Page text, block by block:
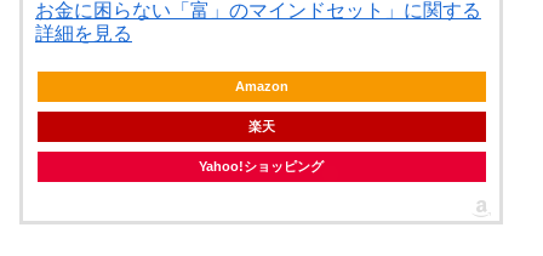
お金に困らない「富」のマインドセット」に関する
詳細を見る
Amazon
楽天
Yahoo!ショッピング